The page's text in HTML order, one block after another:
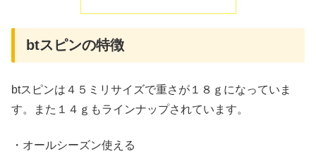
btスピンの特徴
btスピンは４５ミリサイズで重さが１８ｇになっていま
す。また１４ｇもラインナップされています。
・オールシーズン使える